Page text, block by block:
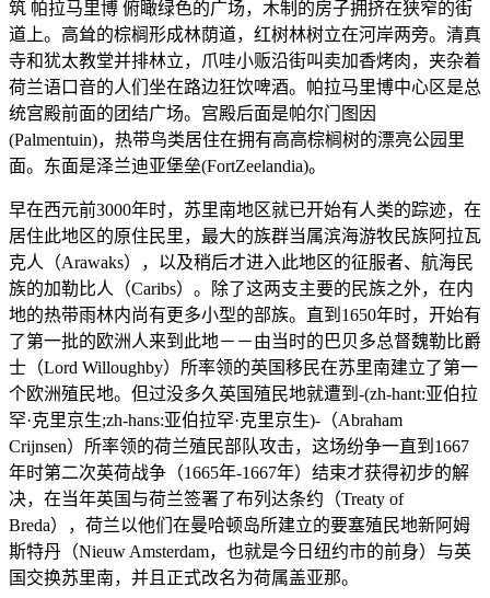
筑 帕拉马里博 俯瞰绿色的广场，木制的房子拥挤在狭窄的街
道上。高耸的棕榈形成林荫道，红树林树立在河岸两旁。清真
寺和犹太教堂并排林立，爪哇小贩沿街叫卖加香烤肉，夹杂着
荷兰语口音的人们坐在路边狂饮啤酒。帕拉马里博中心区是总
统宫殿前面的团结广场。宫殿后面是帕尔门图因
(Palmentuin)，热带鸟类居住在拥有高高棕榈树的漂亮公园里
面。东面是泽兰迪亚堡垒(FortZeelandia)。
早在西元前3000年时，苏里南地区就已开始有人类的踪迹，在
居住此地区的原住民里，最大的族群当属滨海游牧民族阿拉瓦
克人（Arawaks），以及稍后才进入此地区的征服者、航海民
族的加勒比人（Caribs）。除了这两支主要的民族之外，在内
地的热带雨林内尚有更多小型的部族。直到1650年时，开始有
了第一批的欧洲人来到此地－－由当时的巴贝多总督魏勒比爵
士（Lord Willoughby）所率领的英国移民在苏里南建立了第一
个欧洲殖民地。但过没多久英国殖民地就遭到-(zh-hant:亚伯拉
罕·克里京生;zh-hans:亚伯拉罕·克里京生)-（Abraham
Crijnsen）所率领的荷兰殖民部队攻击，这场纷争一直到1667
年时第二次英荷战争（1665年-1667年）结束才获得初步的解
决，在当年英国与荷兰签署了布列达条约（Treaty of
Breda），荷兰以他们在曼哈顿岛所建立的要塞殖民地新阿姆
斯特丹（Nieuw Amsterdam，也就是今日纽约市的前身）与英
国交换苏里南，并且正式改名为荷属盖亚那。